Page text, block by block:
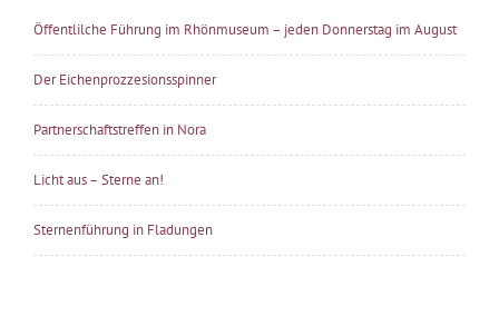
Öffentlilche Führung im Rhönmuseum – jeden Donnerstag im August
Der Eichenprozzesionsspinner
Partnerschaftstreffen in Nora
Licht aus – Sterne an!
Sternenführung in Fladungen